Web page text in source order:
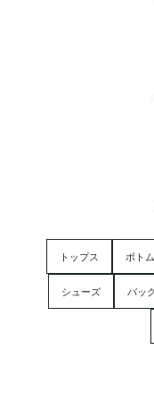
トップス ボト
シューズ バッ